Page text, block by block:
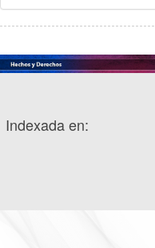
Indexada en: